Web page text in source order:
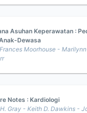
Asuhan Keperawatan :
Dewasa
Moorhouse -
Notes : Kardiologi
Gray - Keith D. Dawkins -